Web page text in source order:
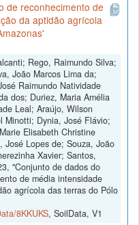
de reconhecimento de
da aptidão agrícola
Rego, Raimundo Silva;
João Marcos Lima da;
Raimundo Natividade
dos; Duriez, Maria Amélia
Leal; Araújo, Wilson
Minotti; Dynia, José Flávio;
Elisabeth Christine
José Lopes de; Souza, João
Xavier; Santos,
"Conjunto de dados do
de média intensidade
agrícola das terras do Pólo
8KKUKS, SoilData, V1